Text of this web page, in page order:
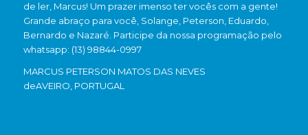
de ler, Marcus! Um prazer imenso ter vocês com a gente!
Grande abraço para você, Solange, Peterson, Eduardo,
Bernardo e Nazaré. Participe da nossa programação pelo
whatsapp: (13) 98844-0997
MARCUS PETERSON MATOS DAS NEVES
deAVEIRO, PORTUGAL